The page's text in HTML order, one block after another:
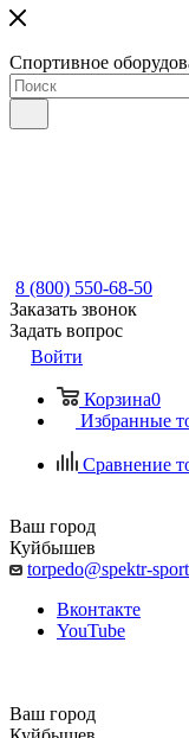
Спортивное
8 (800) 550-68-50
Заказать звонок
Задать вопрос
Войти
Корзина0
Избранные
Сравнение
Ваш город
Куйбышев
torpedo@spektr-
Вконтакте
YouTube
Ваш город